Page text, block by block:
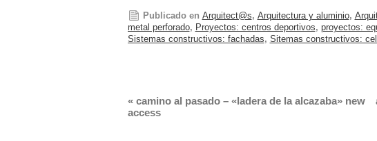
Publicado en Arquitect@s, Arquitectura y aluminio,
metal perforado, Proyectos: centros deportivos, proyectos:
Sistemas constructivos: fachadas, Sitemas constructivos:
«camino al pasado – «ladera de la alcazaba» new
access